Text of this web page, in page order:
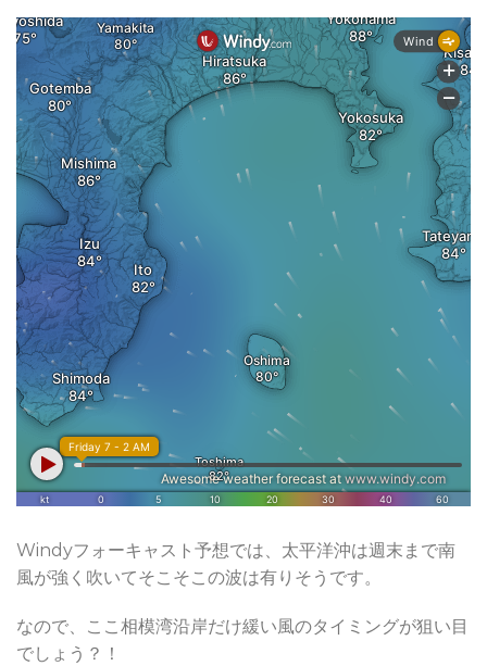
Windyフォーキャスト予想では、太平洋沖は週末まで南
風が強く吹いてそこそこの波は有りそうです。
なので、ここ相模湾沿岸だけ緩い風のタイミングが狙い目
でしょう？！